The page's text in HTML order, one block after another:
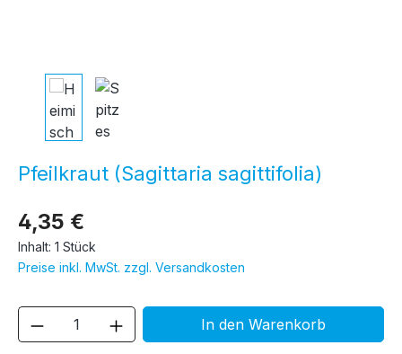
Pfeilkraut (Sagittaria sagittifolia)
4,35 €
Inhalt: 1 Stück
Preise inkl. MwSt. zzgl. Versandkosten
Produkt Anzahl: Gib denIn den Warenkorb